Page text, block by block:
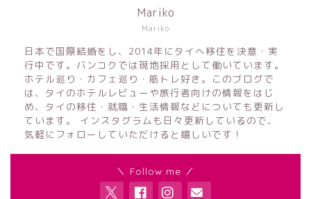
Mariko
Mariko
日本で国際結婚をし、2014年にタイへ移住を決意・実
行中です。バンコクでは現地採用として働いています。
ホテル巡り・カフェ巡り・筋トレ好き。このブログで
は、タイのホテルレビューや旅行者向けの情報をはじ
め、タイの移住・就職・生活情報などについても更新し
ています。 インスタグラムも日々更新しているので、
気軽にフォローしていただけると嬉しいです！
＼ Follow me ／